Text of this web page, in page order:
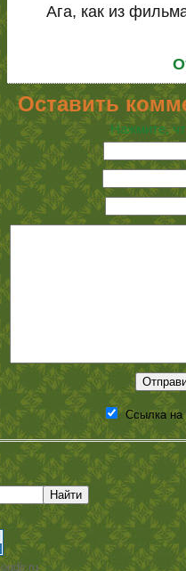
Ага, как из
Оставить
Нажмите,
Ссылка